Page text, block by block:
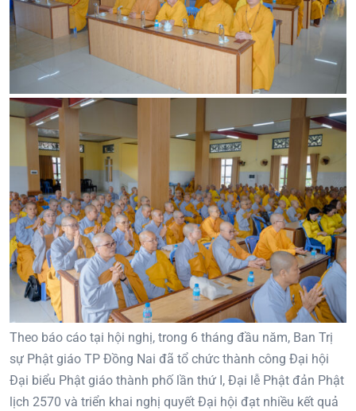
Theo báo cáo tại hội nghị, trong 6 tháng đầu năm, Ban Trị
sự Phật giáo TP Đồng Nai đã tổ chức thành công Đại hội
Đại biểu Phật giáo thành phố lần thứ I, Đại lễ Phật đản Phật
lịch 2570 và triển khai nghị quyết Đại hội đạt nhiều kết quả